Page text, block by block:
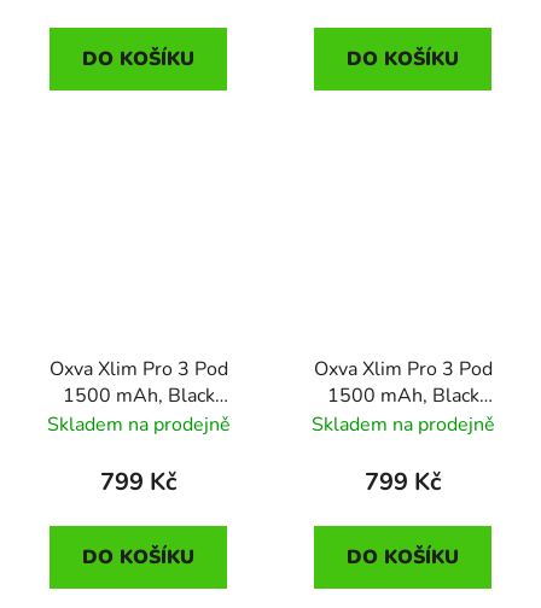
DO KOŠÍKU DO KOŠÍKU
Oxva Xlim Pro 3 Pod
1500 mAh, Black
Carbon
Skladem na prodejně
799 Kč
DO KOŠÍKU
Oxva Xlim Pro 3 Pod
1500 mAh, Black
Leather
Skladem na prodejně
799 Kč
DO KOŠÍKU